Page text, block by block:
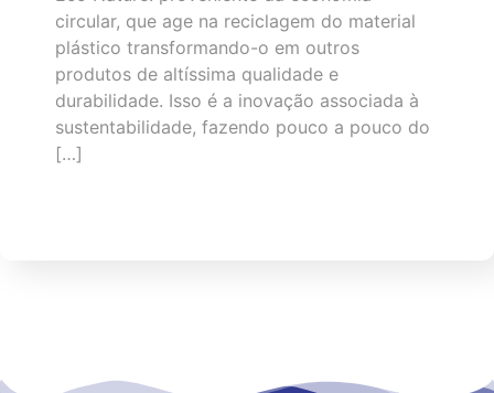
circular, que age na reciclagem do material
plástico transformando-o em outros
produtos de altíssima qualidade e
durabilidade. Isso é a inovação associada à
sustentabilidade, fazendo pouco a pouco do
[…]